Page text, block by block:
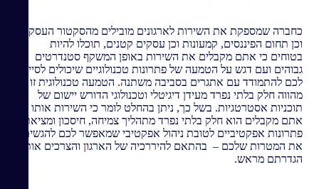
כחברה שמספקת את השירות לארגונים מובילים מהסקטור העסקי
וכן תחום הפיננסים, קמעונות וכן עסקים קטנים, תוכלו להיות
בטוחים כי אתם מקבלים את השירות באופן המשקף סטנדרטים
גבוהים ועם דגש על הטמעה של פתרונות טכנולוגיים שיכולים לסייע
לכם להתמודד עם אתגרים בסביבה משתנה. הטמעה טכנולוגית זו
מהווה חלק בלתי נפרד מעידן דיגיטלי וטכנולוגי הדורש יישום של
תוכניות אסטרטגיות. בשל כך, ניתן בהחלט לומר כי השירות אותו
אתם מקבלים הוא חלק בלתי נפרד מתהליך צמיחה, חיסכון ומציאת
פתרונות אפקטיביים לטובת ניהול אפקטיבי שמאפשר לכם להגשים
את המטרות שלכם – בהתאם להיררכיה של הארגון והצרכים אותם
הגדרתם מראש.